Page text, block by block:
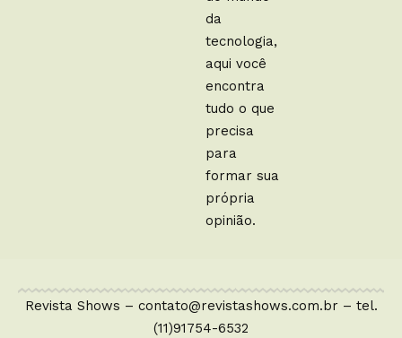
da
tecnologia,
aqui você
encontra
tudo o que
precisa
para
formar sua
própria
opinião.
Revista Shows – contato@revistashows.com.br – tel.
(11)91754-6532